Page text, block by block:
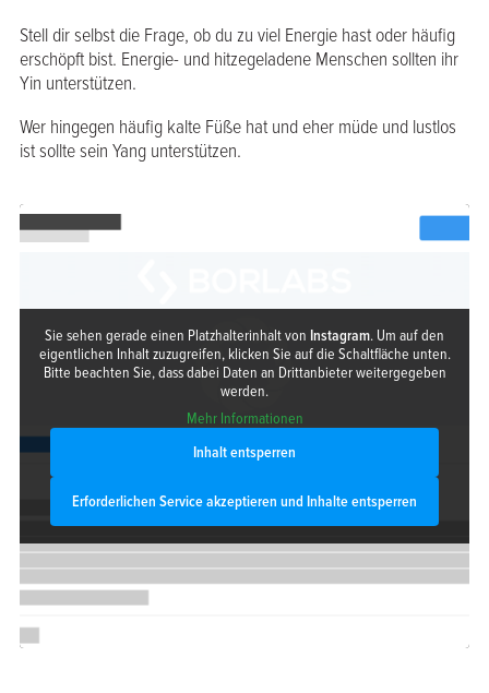
Stell dir selbst die Frage, ob du zu viel Energie hast oder häufig
erschöpft bist. Energie- und hitzegeladene Menschen sollten ihr
Yin unterstützen.
Wer hingegen häufig kalte Füße hat und eher müde und lustlos
ist sollte sein Yang unterstützen.
Sie sehen gerade einen Platzhalterinhalt von Instagram. Um auf den
eigentlichen Inhalt zuzugreifen, klicken Sie auf die Schaltfläche unten.
Bitte beachten Sie, dass dabei Daten an Drittanbieter weitergegeben
werden.
Mehr Informationen
Inhalt entsperren
Erforderlichen Service akzeptieren und Inhalte entsperren